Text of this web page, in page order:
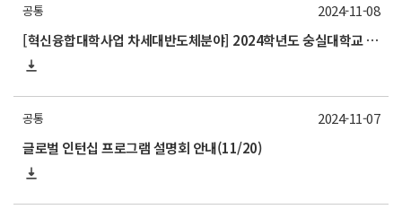
공통
[혁신융합대학사업 차세대반도체분야] 2024학년도 숭실대학교 동계 계절학기 교류 수학 안내
2024-11-08
공통
글로벌 인턴십 프로그램 설명회 안내(11/20)
2024-11-07